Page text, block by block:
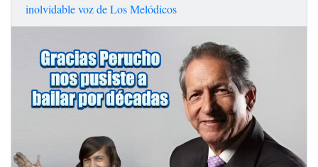
inolvidable voz de Los Melódicos